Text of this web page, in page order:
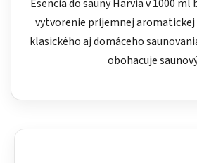
Esencia do sauny Harvia v 1000 ml
vytvorenie príjemnej
klasického aj domáceho
obohacuje